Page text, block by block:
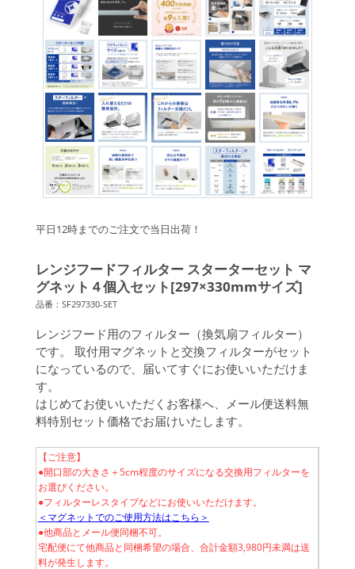
平日12時までのご注文で当日出荷！
レンジフードフィルター スターターセット マ
グネット４個入セット[297×330mmサイズ]
品番：SF297330-SET
レンジフード用のフィルター（換気扇フィルター）
です。 取付用マグネットと交換フィルターがセット
になっているので、届いてすぐにお使いいただけま
す。
はじめてお使いいただくお客様へ、メール便送料無
料特別セット価格でお届けいたします。
【ご注意】
●開口部の大きさ＋5cm程度のサイズになる交換用フィルターを
お選びください。
●フィルターレスタイプなどにお使いいただけます。
＜マグネットでのご使用方法はこちら＞
●他商品とメール便同梱不可。
宅配便にて他商品と同梱希望の場合、合計金額3,980円未満は送
料が発生します。